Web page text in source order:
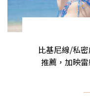
比基尼線/私
推薦，加映